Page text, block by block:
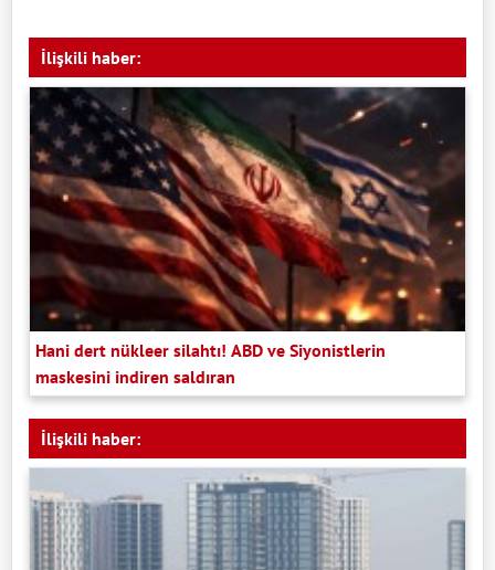
İlişkili haber:
Hani dert nükleer silahtı! ABD ve Siyonistlerin
maskesini indiren saldıran
İlişkili haber: